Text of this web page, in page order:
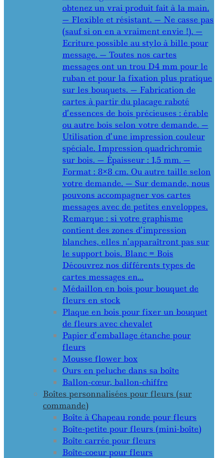
obtenez un vrai produit fait à la main.
— Flexible et résistant. — Ne casse pas
(sauf si on en a vraiment envie !). —
Ecriture possible au stylo à bille pour
message. — Toutes nos cartes
messages ont un trou D4 mm pour le
ruban et pour la fixation plus pratique
sur les bouquets. — Fabrication de
cartes à partir du placage raboté
d’essences de bois précieuses : érable
ou autre bois selon votre demande. —
Utilisation d’une impression couleur
spéciale. Impression quadrichromie
sur bois. — Épaisseur : 1,5 mm. —
Format : 8×8 cm. Ou autre taille selon
votre demande. — Sur demande, nous
pouvons accompagner vos cartes
messages avec de petites enveloppes.
Remarque : si votre graphisme
contient des zones d’impression
blanches, elles n’apparaîtront pas sur
le support bois. Blanc = Bois
Découvrez nos différents types de
cartes messages en…
Médaillon en bois pour bouquet de
fleurs en stock
Plaque en bois pour fixer un bouquet
de fleurs avec chevalet
Papier d’emballage étanche pour
fleurs
Mousse flower box
Ours en peluche dans sa boîte
Ballon-cœur, ballon-chiffre
Boîtes personnalisées pour fleurs (sur
commande)
Boîte à Chapeau ronde pour fleurs
Boîte-petite pour fleurs (mini-boîte)
Boîte carrée pour fleurs
Boîte-coeur pour fleurs